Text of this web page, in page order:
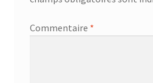
Commentaire *